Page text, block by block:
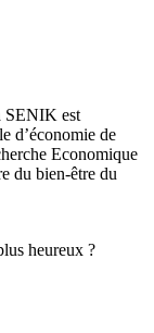
SENIK est
d’économie de
Economique
du bien-être du
heureux ?